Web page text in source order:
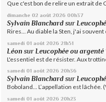
Que c'est bon de relire un extrait de
dimanche 02 août 2026 00h37
Sylvain Blanchard sur
Rires... Au diable la Sten, j'ai souvent
samedi 01 août 2026 21h51
Léon sur Leucophée ou argenté
L'essentiel est de résister. Aux
samedi 01 août 2026 20h36
Sylvain Blanchard sur
Boboland... L’appellation est lâchée.
samedi 01 août 2026 20h23